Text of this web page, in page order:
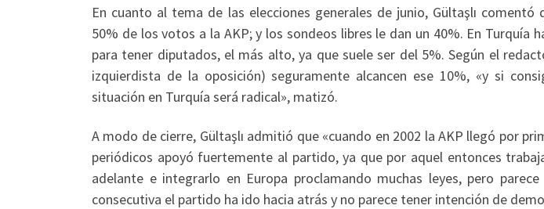
En cuanto al tema de las elecciones generales de junio, Gültaşlı
50% de los votos a la AKP; y los sondeos libres le dan un 40%. En Turquía
para tener diputados, el más alto, ya que suele ser del 5%. Según el
izquierdista de la oposición) seguramente alcancen ese 10%, «y si
situación en Turquía será radical», matizó.
A modo de cierre, Gültaşlı admitió que «cuando en 2002 la AKP llegó por
periódicos apoyó fuertemente al partido, ya que por aquel entonces
adelante e integrarlo en Europa proclamando muchas leyes, pero
consecutiva el partido ha ido hacia atrás y no parece tener intención de